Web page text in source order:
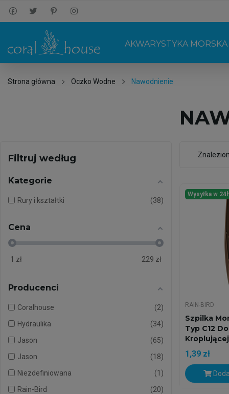
AKWARYSTYKA MORSKA
Strona główna Oczko Wodne Nawodnienie
Filtruj według
Kategorie
Rury i kształtki 38
Cena
1 zł 229 zł
Producenci
Coralhouse
2
Hydraulika
34
Jason
65
Jason
18
Niezdefiniowana
1
Rain-Bird
20
Wysyłka w
RAIN-BIRD
Szpilka
Typ C12
Kroplującej
1,39 zł